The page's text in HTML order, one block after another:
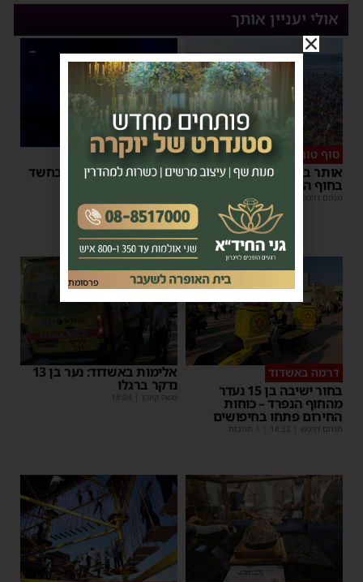
אולי יעניין אותך
סוף טוב
אותר בחור הישיבה שנעדר
בחוף הנפרד באשדוד
מנחם דויטש
סגירת מעגל מהירה
המשטרה עצרה קטין בחשד
שדקר נער באשדוד
דרמה באשדוד
בחור ישיבה בן 15 נעדר
מהחוף הנפרד – כוחות
החירום פתחו בחיפושים
מנחם דויטש 18:32
אלימות באשדוד: נער בן 13
נדקר ברגלו
משה קאהן 18:04
פרסומת